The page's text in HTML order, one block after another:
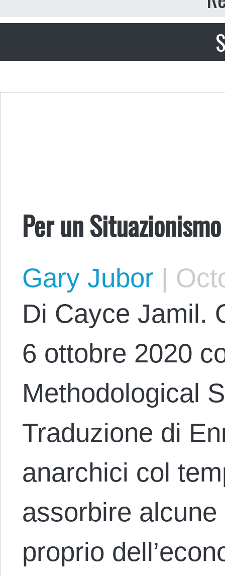
Per un
Gary Jubor |
Di Cayce Jamil.
6 ottobre 2020
Methodological
Traduzione di
anarchici col
assorbire
proprio